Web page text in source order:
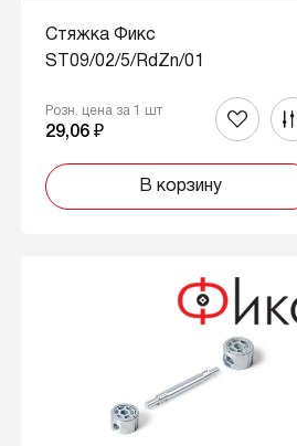
Стяжка Фикс
ST09/02/5/RdZn/01
Розн. цена за 1 шт
29,06 ₽
В корзину